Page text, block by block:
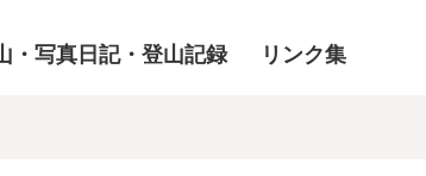
・写真日記・登山記録 リンク集